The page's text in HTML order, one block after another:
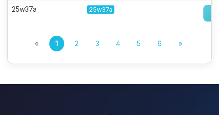
25w37a 25w37a
« 1 2 3 4 5 6 »